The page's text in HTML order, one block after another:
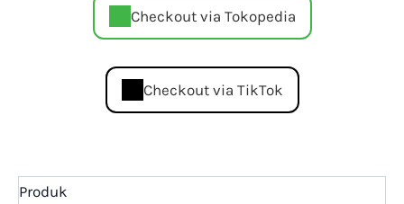
Checkout via Tokopedia
Checkout via TikTok
Produk